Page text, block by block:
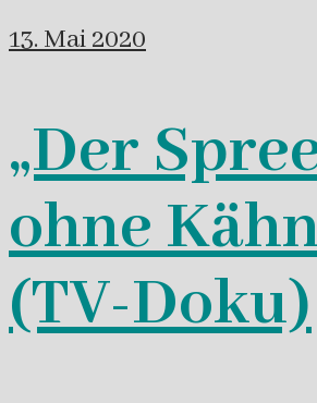
13. Mai 2020
„Der
ohne
(TV-Doku)